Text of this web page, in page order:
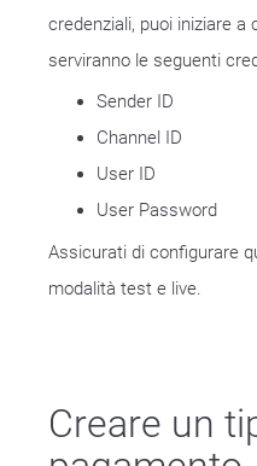
credenziali, puoi iniziare a
serviranno le seguenti
Sender ID
Channel ID
User ID
User Password
Assicurati di configurare
modalità test e live.
Creare un